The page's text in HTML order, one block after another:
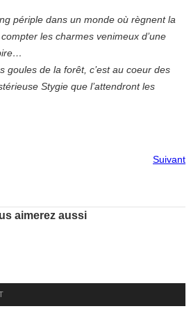
périple dans un monde où règnent la
les charmes venimeux d’une
goules de la forêt, c’est au coeur des
Stygie que l’attendront les
Suivant
aimerez aussi